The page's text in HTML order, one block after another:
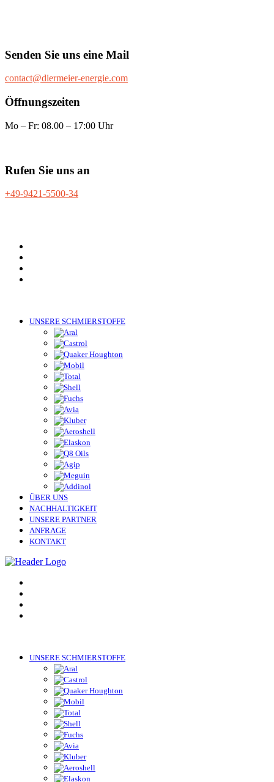
Senden Sie uns eine Mail
contact@diermeier-energie.com
Öffnungszeiten
Mo – Fr: 08.00 – 17:00 Uhr
Rufen Sie uns an
+49-9421-5500-34
UNSERE SCHMIERSTOFFE
ÜBER UNS
NACHHALTIGKEIT
UNSERE PARTNER
ANFRAGE
KONTAKT
UNSERE SCHMIERSTOFFE